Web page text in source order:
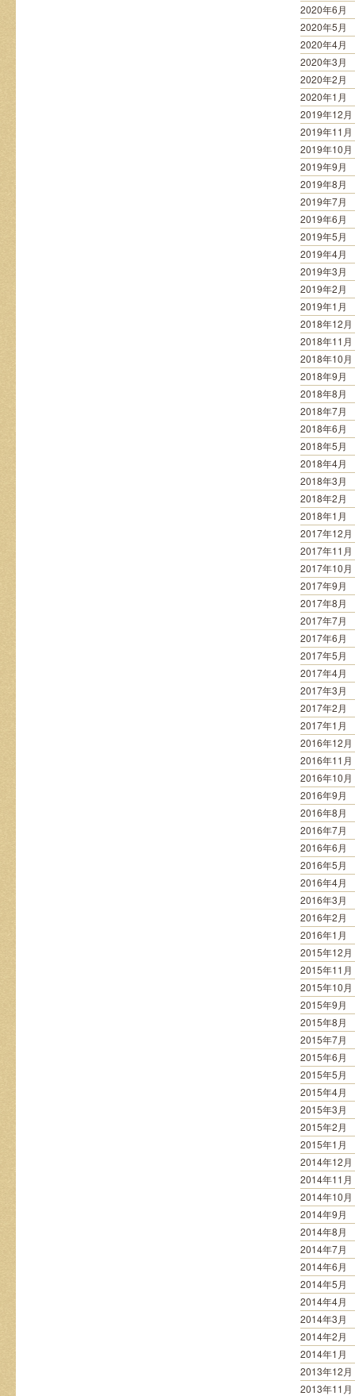
2020年6月
2020年5月
2020年4月
2020年3月
2020年2月
2020年1月
2019年12月
2019年11月
2019年10月
2019年9月
2019年8月
2019年7月
2019年6月
2019年5月
2019年4月
2019年3月
2019年2月
2019年1月
2018年12月
2018年11月
2018年10月
2018年9月
2018年8月
2018年7月
2018年6月
2018年5月
2018年4月
2018年3月
2018年2月
2018年1月
2017年12月
2017年11月
2017年10月
2017年9月
2017年8月
2017年7月
2017年6月
2017年5月
2017年4月
2017年3月
2017年2月
2017年1月
2016年12月
2016年11月
2016年10月
2016年9月
2016年8月
2016年7月
2016年6月
2016年5月
2016年4月
2016年3月
2016年2月
2016年1月
2015年12月
2015年11月
2015年10月
2015年9月
2015年8月
2015年7月
2015年6月
2015年5月
2015年4月
2015年3月
2015年2月
2015年1月
2014年12月
2014年11月
2014年10月
2014年9月
2014年8月
2014年7月
2014年6月
2014年5月
2014年4月
2014年3月
2014年2月
2014年1月
2013年12月
2013年11月